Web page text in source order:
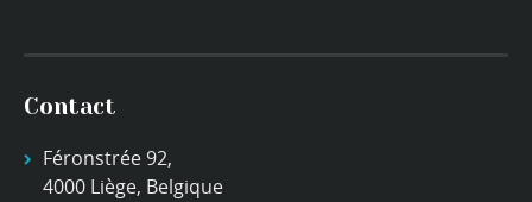
Contact
Féronstrée 92,
4000 Liège, Belgique